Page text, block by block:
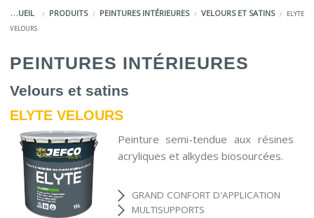
ACCUEIL PRODUITS PEINTURES INTÉRIEURES VELOURS ET SATINS
ELYTE
VELOURS
PEINTURES INTÉRIEURES
Velours et satins
ELYTE VELOURS
Peinture semi-tendue aux résines
acryliques et alkydes biosourcées.
GRAND CONFORT D'APPLICATION
MULTISUPPORTS